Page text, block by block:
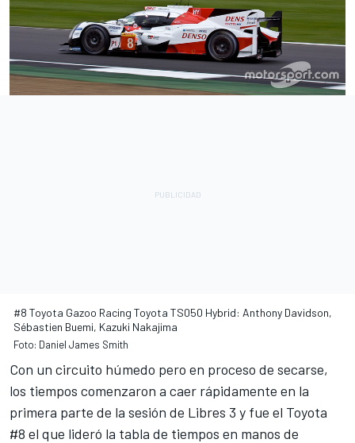
#8 Toyota Gazoo Racing Toyota TS050 Hybrid: Anthony Davidson,
Sébastien Buemi, Kazuki Nakajima
Foto: Daniel James Smith
Con un circuito húmedo pero en proceso de secarse,
los tiempos comenzaron a caer rápidamente en la
primera parte de la sesión de Libres 3 y fue el Toyota
#8 el que lideró la tabla de tiempos en manos de